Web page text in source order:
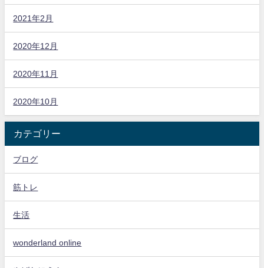
2021年2月
2020年12月
2020年11月
2020年10月
カテゴリー
ブログ
筋トレ
生活
wonderland online